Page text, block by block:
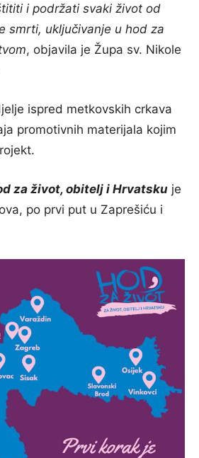
i podržati svaki život od
smrti, uključivanje u hod za
, objavila je Župa sv. Nikole
ispred metkovskih crkava
promotivnih materijala kojim
za život, obitelj i Hrvatsku je
po prvi put u Zaprešiću i